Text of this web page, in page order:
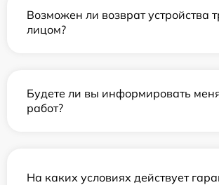
Возможен ли возврат устройства
лицом?
Будете ли вы информировать
работ?
На каких условиях действует